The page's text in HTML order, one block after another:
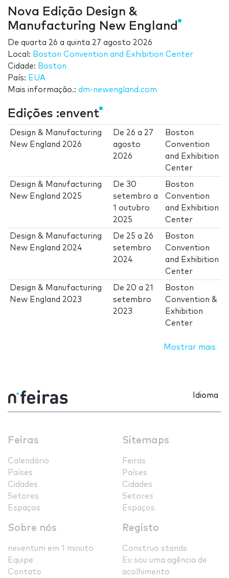
Nova Edição Design &
Manufacturing New England
De quarta 26 a quinta 27 agosto 2026
Local: Boston Convention and Exhibition Center
Cidade: Boston
País: EUA
Mais informação.: dm-newengland.com
Edições :envent
Design & Manufacturing
New England 2026
De 26 a 27
agosto
2026
Boston
Convention
and Exhibition
Center
Design & Manufacturing
New England 2025
De 30
setembro a
1 outubro
2025
Boston
Convention
and Exhibition
Center
Design & Manufacturing
New England 2024
De 25 a 26
setembro
2024
Boston
Convention
and Exhibition
Center
Design & Manufacturing
New England 2023
De 20 a 21
setembro
2023
Boston
Convention &
Exhibition
Center
Mostrar mais
Idioma
Feiras
Calendário
Países
Cidades
Setores
Espaços
Sitemaps
Feiras
Países
Cidades
Setores
Espaços
Sobre nós
neventum em 1 minuto
Equipe
Contato
Registo
Construo stands
Eu sou uma agência de
acolhimento